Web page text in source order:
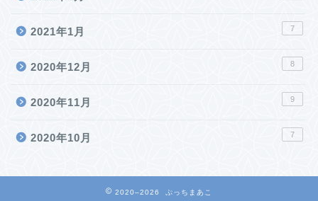
2021年1月 7
2020年12月 8
2020年11月 9
2020年10月 7
2020–2026 ぷっちまあこ